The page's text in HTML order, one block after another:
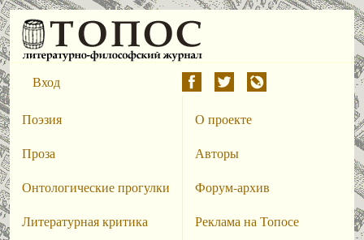
Вход
Поэзия
Проза
Онтологические прогулки
Литературная критика
О проекте
Авторы
Форум-архив
Реклама на Топосе